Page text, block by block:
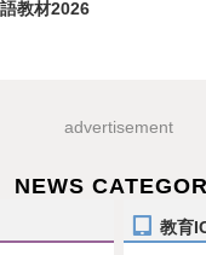
教材2026
advertisement
NEWS
教育